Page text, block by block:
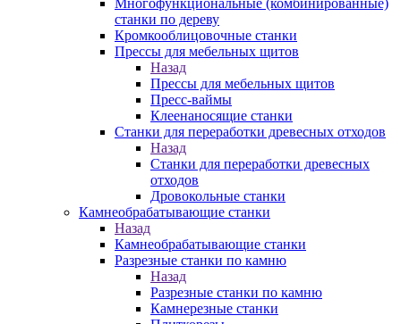
Многофункциональные (комбинированные)
станки по дереву
Кромкооблицовочные станки
Прессы для мебельных щитов
Назад
Прессы для мебельных щитов
Пресс-ваймы
Клеенаносящие станки
Станки для переработки древесных отходов
Назад
Станки для переработки древесных
отходов
Дровокольные станки
Камнеобрабатывающие станки
Назад
Камнеобрабатывающие станки
Разрезные станки по камню
Назад
Разрезные станки по камню
Камнерезные станки